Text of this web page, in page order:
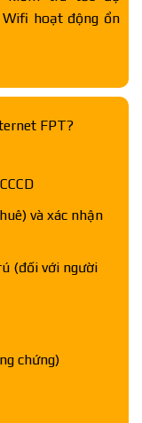
hoạt động ổn
FPT?
và xác nhận
(đối với người
chứng)